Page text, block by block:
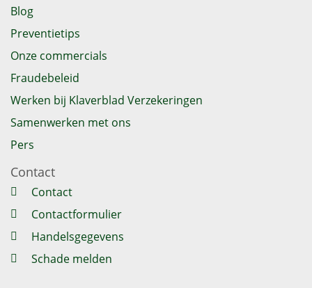
Blog
Preventietips
Onze commercials
Fraudebeleid
Werken bij Klaverblad Verzekeringen
Samenwerken met ons
Pers
Contact
Contact
Contactformulier
Handelsgegevens
Schade melden